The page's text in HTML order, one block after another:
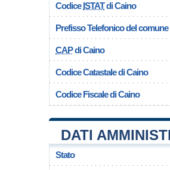
CodiceISTATdi Caino
Prefisso Telefonico del comune
CAPdi Caino
Codice Catastale di Caino
Codice Fiscale di Caino
DATI
Stato